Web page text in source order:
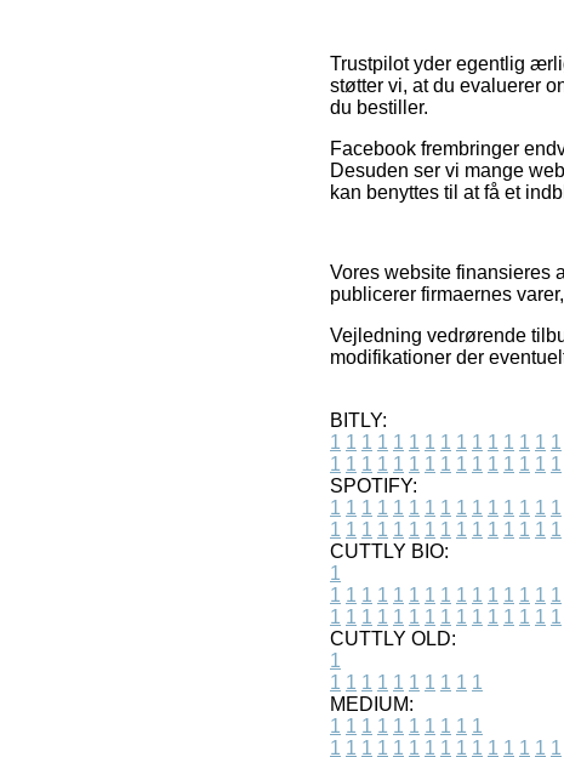
Trustpilot yder egentlig
støtter vi, at du evaluerer
du bestiller.
Facebook frembringer
Desuden ser vi mange
kan benyttes til at få et
Vores website finansieres
publicerer firmaernes
Vejledning vedrørende
modifikationer der
BITLY:
1 1 1 1 1 1 1 1 1 1 1 1 1 1 1
1 1 1 1 1 1 1 1 1 1 1 1 1 1 1
SPOTIFY:
1 1 1 1 1 1 1 1 1 1 1 1 1 1 1
1 1 1 1 1 1 1 1 1 1 1 1 1 1 1
CUTTLY BIO:
1
1 1 1 1 1 1 1 1 1 1 1 1 1 1 1
1 1 1 1 1 1 1 1 1 1 1 1 1 1 1
CUTTLY OLD:
1
1 1 1 1 1 1 1 1 1 1
MEDIUM:
1 1 1 1 1 1 1 1 1 1
1 1 1 1 1 1 1 1 1 1 1 1 1 1 1